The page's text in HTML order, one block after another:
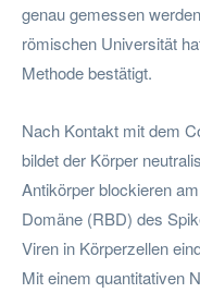
genau gemessen
römischen Universität
Methode bestätigt.
Nach Kontakt mit dem
bildet der Körper
Antikörper blockieren
Domäne (RBD) des
Viren in Körperzellen
Mit einem quantitativen